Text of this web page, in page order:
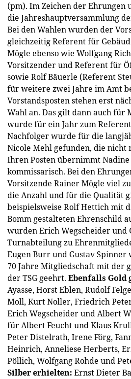
(pm). Im Zeichen der Ehrungen
die Jahreshauptversammlung
Bei den Wahlen wurden der
gleichzeitig Referent für
Mögle ebenso wie Wolfgang
Vorsitzender und Referent für
sowie Rolf Bäuerle (Referent
für weitere zwei Jahre im Amt
Vorstandsposten stehen erst
Wahl an. Das gilt dann auch für
wurde für ein Jahr zum
Nachfolger wurde für die
Nicole Mehl gefunden, die
Ihren Posten übernimmt Nadine
kommissarisch. Bei den
Vorsitzende Rainer Mögle viel
die Anzahl und für die Qualität
beispielsweise Rolf Hettich mit
Bomm gestalteten Ehrenschild
wurden Erich Wegscheider und
Turnabteilung zu
Eugen Burr und Gustav
70 Jahre Mitgliedschaft mit der
der TSG geehrt. Ebenfalls Gold
Ayasse, Horst Eblen, Rudolf
Moll, Kurt Noller, Friedrich
Erich Wegscheider und Albert
für Albert Feucht und Klaus
Peter Distelrath, Irene Förg,
Heinrich, Anneliese Herberts,
Pöllich, Wolfgang Rohde und
Silber erhielten: Ernst Dieter